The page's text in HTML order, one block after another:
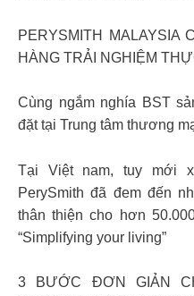
PERYSMITH MALAYSIA
HÀNG TRẢI NGHIỆM
Cùng ngắm nghía BST
đặt tại Trung tâm thương
Tại Việt nam, tuy mới
PerySmith đã đem đến
thân thiện cho hơn
“Simplifying your living”
3 BƯỚC ĐƠN GIẢN